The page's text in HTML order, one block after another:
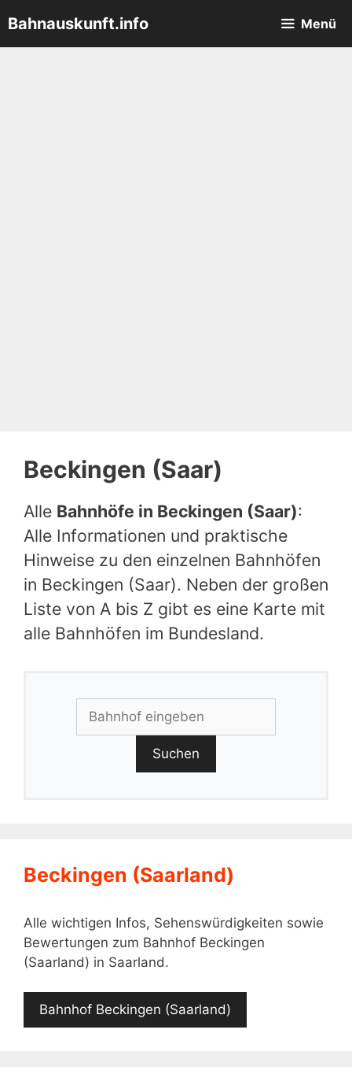
Inhalt
springen
Bahnauskunft.info Menü
Beckingen (Saar)
Alle Bahnhöfe in Beckingen (Saar):
Alle Informationen und praktische
Hinweise zu den einzelnen Bahnhöfen
in Beckingen (Saar). Neben der großen
Liste von A bis Z gibt es eine Karte mit
alle Bahnhöfen im Bundesland.
Suchen
Beckingen (Saarland)
Alle wichtigen Infos, Sehenswürdigkeiten sowie
Bewertungen zum Bahnhof Beckingen
(Saarland) in Saarland.
Bahnhof Beckingen (Saarland)